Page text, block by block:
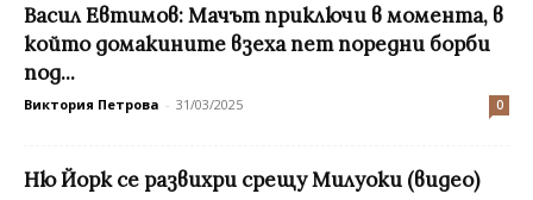
Васил Евтимов: Мачът приключи в момента, в
който домакините взеха пет поредни борби
под...
Виктория Петрова - 31/03/2025 0
Ню Йорк се развихри срещу Милуоки (видео)